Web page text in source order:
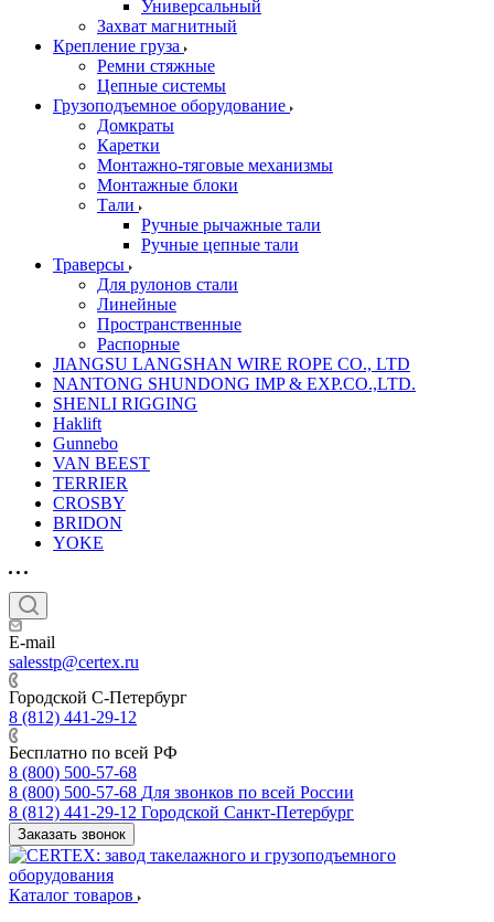
Универсальный
Захват магнитный
Крепление груза
Ремни стяжные
Цепные системы
Грузоподъемное оборудование
Домкраты
Каретки
Монтажно-тяговые механизмы
Монтажные блоки
Тали
Ручные рычажные тали
Ручные цепные тали
Траверсы
Для рулонов стали
Линейные
Пространственные
Распорные
JIANGSU LANGSHAN WIRE ROPE CO., LTD
NANTONG SHUNDONG IMP & EXP.CO.,LTD.
SHENLI RIGGING
Haklift
Gunnebo
VAN BEEST
TERRIER
CROSBY
BRIDON
YOKE
E-mail
salesstp@certex.ru
Городской С-Петербург
8 (812) 441-29-12
Бесплатно по всей РФ
8 (800) 500-57-68
8 (800) 500-57-68 Для звонков по всей России
8 (812) 441-29-12 Городской Санкт-Петербург
Заказать звонок
Каталог товаров